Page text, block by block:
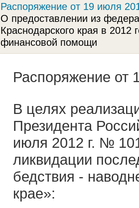
Распоряжение от 19 июля
О предоставлении из
Краснодарского края в 2012
финансовой помощи
Распоряжение от
В целях
Президента
июля 2012 г. №
ликвидации
бедствия -
крае»: